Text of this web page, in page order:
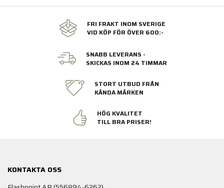
FRI FRAKT INOM SVERIGE
VID KÖP FÖR ÖVER 600:-
SNABB LEVERANS -
SKICKAS INOM 24 TIMMAR
STORT UTBUD FRÅN
KÄNDA MÄRKEN
HÖG KVALITET
TILL BRA PRISER!
KONTAKTA OSS